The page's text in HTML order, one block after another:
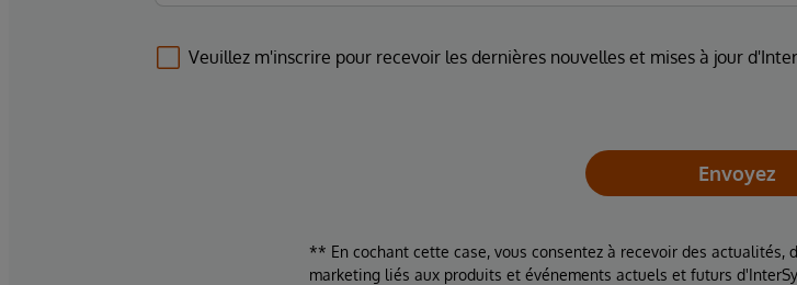
Veuillez m'inscrire pour recevoir les dernières nouvelles et mises à jour
Envoyez
** En cochant cette case, vous consentez à recevoir des
marketing liés aux produits et événements actuels et futurs